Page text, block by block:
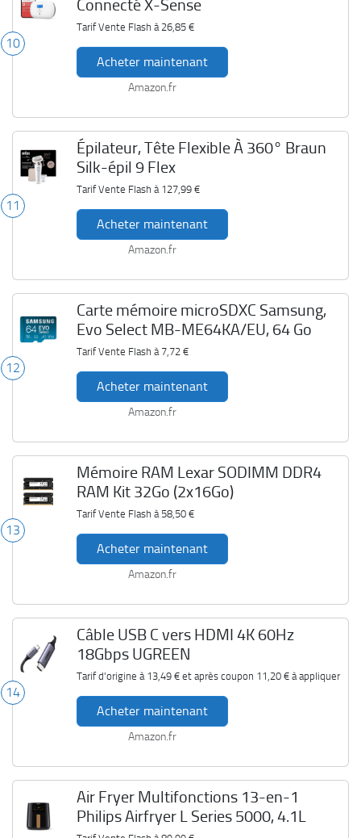
10
Connecté X-Sense
Tarif Vente Flash à 26,85 €
Acheter maintenant
Amazon.fr
11
Épilateur, Tête Flexible À 360° Braun
Silk-épil 9 Flex
Tarif Vente Flash à 127,99 €
Acheter maintenant
Amazon.fr
12
Carte mémoire microSDXC Samsung,
Evo Select MB-ME64KA/EU, 64 Go
Tarif Vente Flash à 7,72 €
Acheter maintenant
Amazon.fr
13
Mémoire RAM Lexar SODIMM DDR4
RAM Kit 32Go (2x16Go)
Tarif Vente Flash à 58,50 €
Acheter maintenant
Amazon.fr
14
Câble USB C vers HDMI 4K 60Hz
18Gbps UGREEN
Tarif d'origine à 13,49 €et après coupon 11,20 €à appliquer
Acheter maintenant
Amazon.fr
Air Fryer Multifonctions 13-en-1
Philips Airfryer L Series 5000, 4.1L